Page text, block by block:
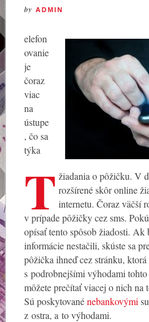
by ADMIN
T
elefon
ovanie
je
čoraz
viac
na
ústupe
, čo sa
týka
žiadania o pôžičku. V
rozšírené skôr online
internetu. Čoraz väčší
v prípade pôžičky cez sms.
opísať tento spôsob žiadosti.
informácie nestačili, skúste sa
pôžička ihneď cez stránku,
s podrobnejšími výhodami
môžete prečítať viacej o nich na
Sú poskytovanénebankovými
z ostra, a to výhodami.